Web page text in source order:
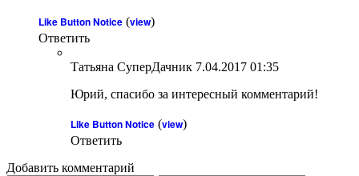
Like Button Notice (view)
Ответить
Татьяна СуперДачник 7.04.2017 01:35
Юрий, спасибо за интересный комментарий!
Like Button Notice (view)
Ответить
Добавить комментарий